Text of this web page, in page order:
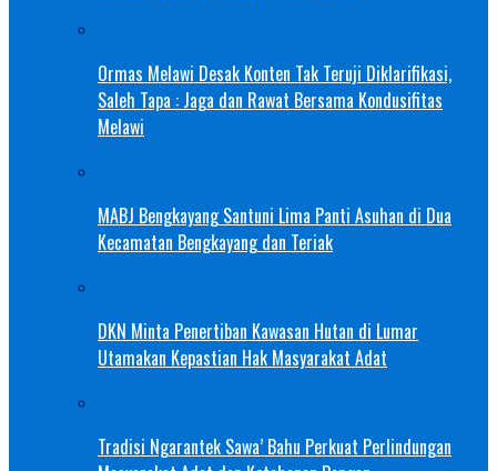
Ormas Melawi Desak Konten Tak Teruji Diklarifikasi,
Saleh Tapa : Jaga dan Rawat Bersama Kondusifitas
Melawi
MABJ Bengkayang Santuni Lima Panti Asuhan di Dua
Kecamatan Bengkayang dan Teriak
DKN Minta Penertiban Kawasan Hutan di Lumar
Utamakan Kepastian Hak Masyarakat Adat
Tradisi Ngarantek Sawa’ Bahu Perkuat Perlindungan